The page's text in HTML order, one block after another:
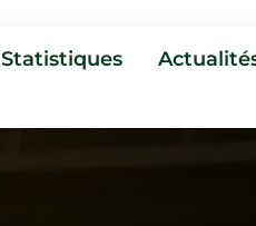
Statistiques